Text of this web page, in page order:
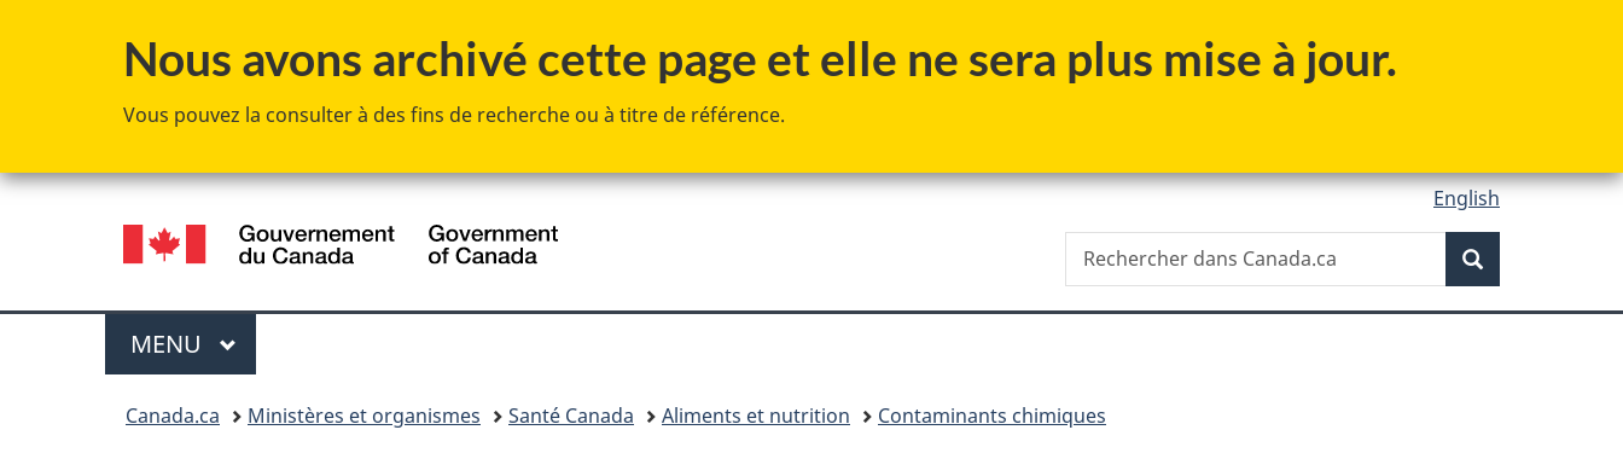
au
à
du
à
simplifiée
Nous avons archivé cette page et elle ne sera plus mise à jour.
Vous pouvez la consulter à des fins de recherche ou à titre de référence.
Sélection
de
la
langue
English
Canada
Recherche
Rechercher
dans
Menu
MENU PRINCIPAL
Canada.ca Ministères et organismes Santé Canada Aliments et nutrition
Contaminants chimiques